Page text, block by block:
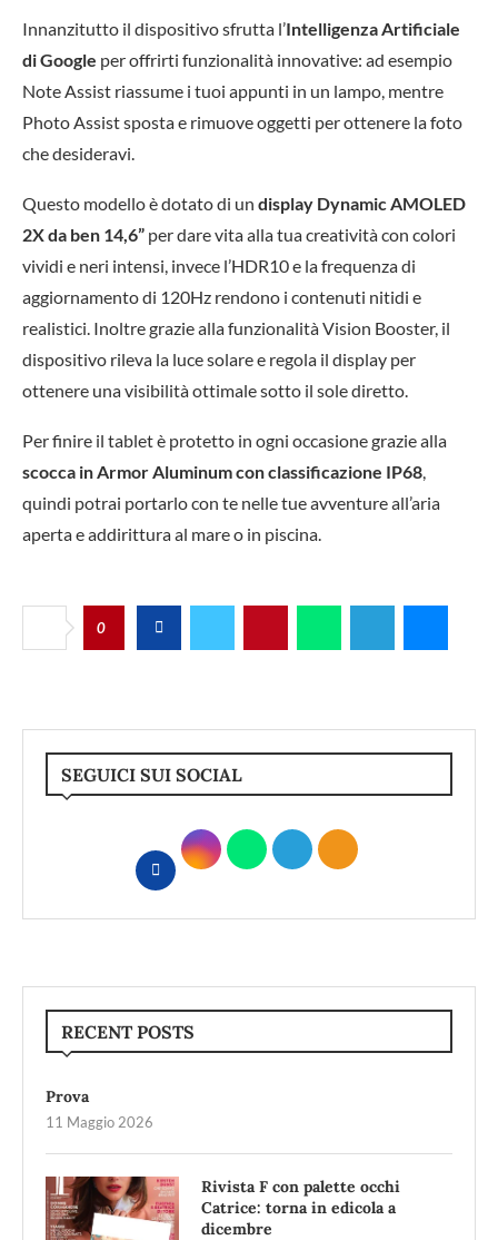
Innanzitutto il dispositivo sfrutta l’Intelligenza Artificiale
di Google per offrirti funzionalità innovative: ad esempio
Note Assist riassume i tuoi appunti in un lampo, mentre
Photo Assist sposta e rimuove oggetti per ottenere la foto
che desideravi.
Questo modello è dotato di un display Dynamic AMOLED
2X da ben 14,6” per dare vita alla tua creatività con colori
vividi e neri intensi, invece l’HDR10 e la frequenza di
aggiornamento di 120Hz rendono i contenuti nitidi e
realistici. Inoltre grazie alla funzionalitàVision Booster, il
dispositivo rileva la luce solare e regola il display per
ottenere una visibilità ottimale sotto il sole diretto.
Per finire il tablet è protetto in ogni occasione grazie alla
scocca in Armor Aluminum con classificazione IP68,
quindi potrai portarlo con te nelle tue avventure all’aria
aperta e addirittura al mare o in piscina.
0
SEGUICI SUI SOCIAL
RECENT POSTS
Prova
11 Maggio 2026
Rivista F con palette occhi
Catrice: torna in edicola a
dicembre